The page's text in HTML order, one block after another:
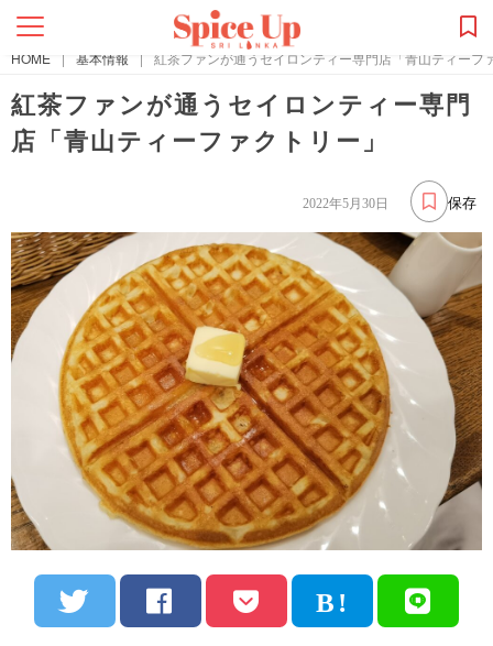
HOME | 基本情報 | 紅茶ファンが通うセイロンティー専門店「青山ティーフ
紅茶ファンが通うセイロンティー専門
店「青山ティーファクトリー」
保存
2022年5月30日